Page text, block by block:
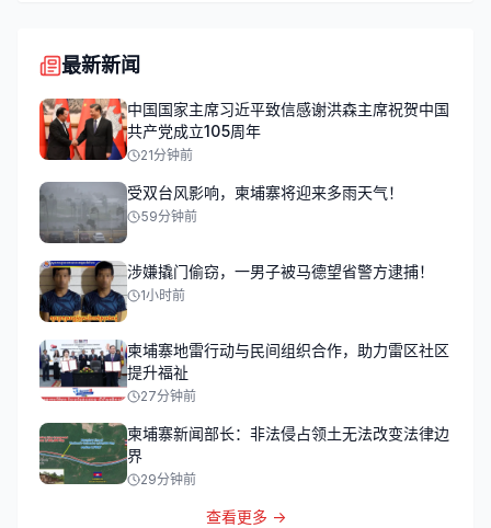
最新新闻
中国国家主席习近平致信感谢洪森主席祝贺中国
共产党成立105周年
21分钟前
受双台风影响，柬埔寨将迎来多雨天气！
59分钟前
涉嫌撬门偷窃，一男子被马德望省警方逮捕！
1小时前
柬埔寨地雷行动与民间组织合作，助力雷区社区
提升福祉
27分钟前
柬埔寨新闻部长：非法侵占领土无法改变法律边
界
29分钟前
查看更多 →